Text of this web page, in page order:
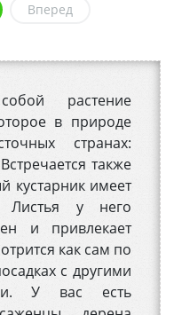
растение
в природе
странах:
также
кустарник имеет
у него
и привлекает
как сам по
с другими
У вас есть
Вперед